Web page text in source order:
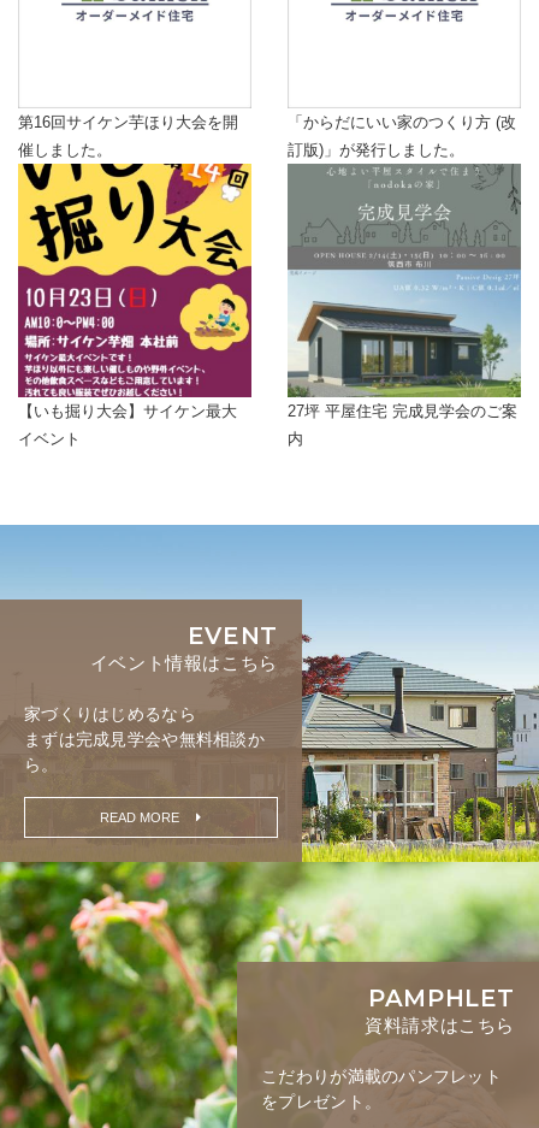
第16回サイケン芋ほり大会を開
催しました。
「からだにいい家のつくり方 (改
訂版)」が発行しました。
【いも掘り大会】サイケン最大
イベント
27坪 平屋住宅 完成見学会のご案
内
EVENT
イベント情報はこちら
家づくりはじめるなら
まずは完成見学会や無料相談か
ら。
READ MORE
PAMPHLET
資料請求はこちら
こだわりが満載のパンフレット
をプレゼント。